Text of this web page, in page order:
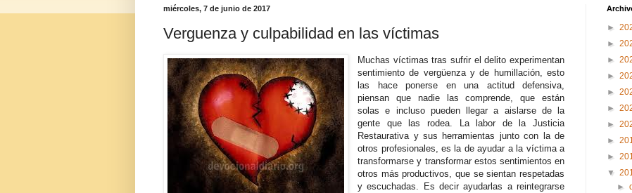
miércoles, 7 de junio de 2017
Verguenza y culpabilidad en las víctimas
Muchas víctimas tras sufrir el delito experimentan
sentimiento de vergüenza y de humillación, esto
las hace ponerse en una actitud defensiva,
piensan que nadie las comprende, que están
solas e incluso pueden llegar a aislarse de la
gente que las rodea. La labor de la Justicia
Restaurativa y sus herramientas junto con la de
otros profesionales, es la de ayudar a la víctima a
transformarse y transformar estos sentimientos en
otros más productivos, que se sientan respetadas
y escuchadas. Es decir ayudarlas a reintegrarse
►
►
►
►
►
►
►
►
►
▼
►